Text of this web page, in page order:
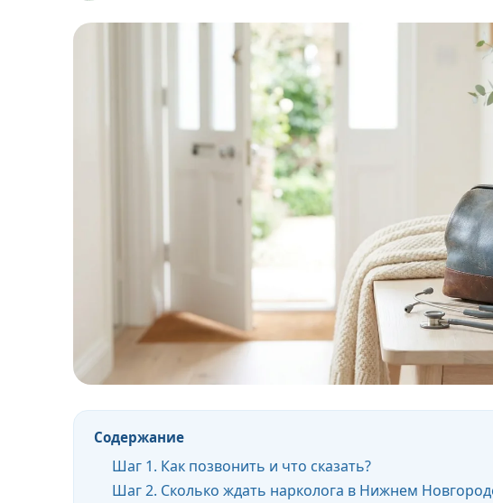
Содержание
Шаг 1. Как позвонить и что сказать?
Шаг 2. Сколько ждать нарколога в Нижнем